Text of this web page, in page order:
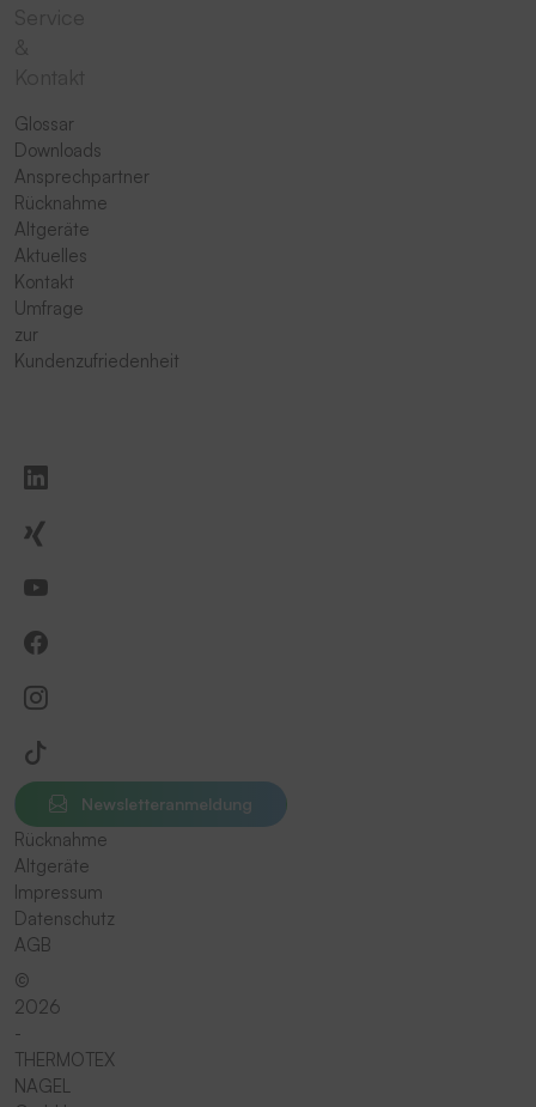
Glossar
Downloads
Ansprechpartner
Rücknahme
Altgeräte
Aktuelles
Kontakt
Umfrage
zur
Kundenzufriedenheit
Newsletteranmeldung
Rücknahme
Altgeräte
Impressum
Datenschutz
AGB
©
2026
-
THERMOTEX
NAGEL